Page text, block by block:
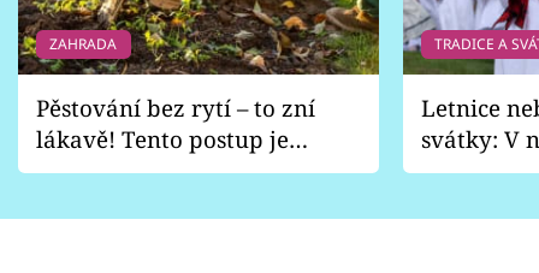
ZAHRADA
Pěstování bez rytí – to zní
lákavě! Tento postup je
vhodný jen pro některé
TRADICE A
Letnice
svátky: V
pondělí